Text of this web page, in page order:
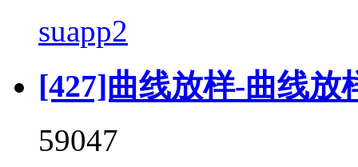
suapp2
[427]曲线放样-曲线放
59047